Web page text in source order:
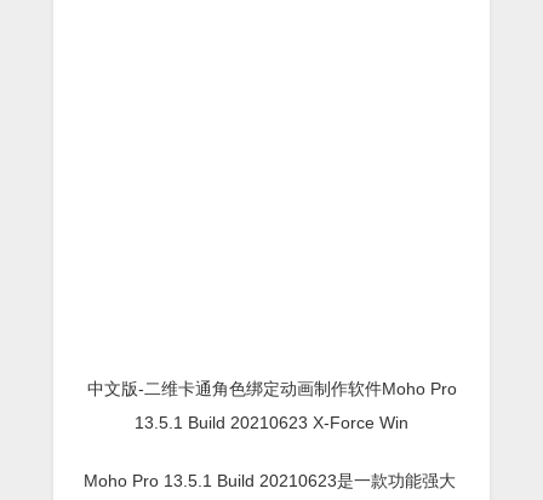
中文版-二维卡通角色绑定动画制作软件Moho Pro
13.5.1 Build 20210623 X-Force Win
Moho Pro 13.5.1 Build 20210623是一款功能强大